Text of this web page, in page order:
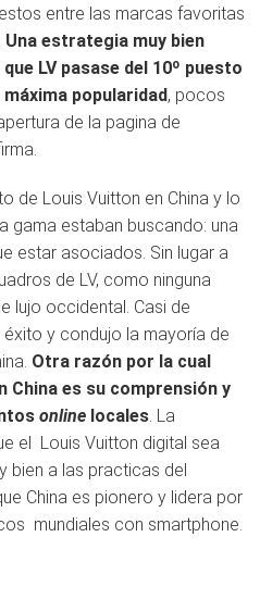
entre las marcas favoritas
Una estrategia muy bien
LV pasase del 10º puesto
popularidad, pocos
de la pagina de
de Louis Vuitton en China y lo
gama estaban buscando: una
estar asociados. Sin lugar a
de LV, como ninguna
lujo occidental. Casi de
y condujo la mayoría de
Otra razón por la cual
China es su comprensión y
online locales. La
el Louis Vuitton digital sea
bien a las practicas del
China es pionero y lidera por
mundiales con smartphone.